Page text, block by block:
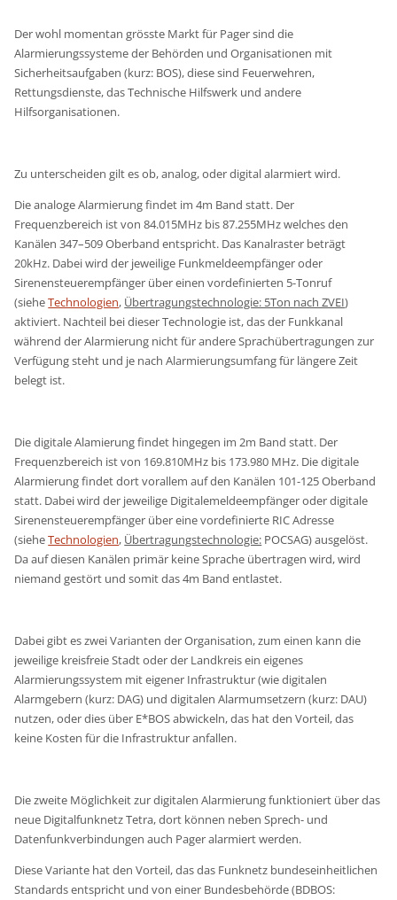
Der wohl momentan grösste Markt für Pager sind die
Alarmierungssysteme der Behörden und Organisationen mit
Sicherheitsaufgaben (kurz: BOS), diese sind Feuerwehren,
Rettungsdienste, das Technische Hilfswerk und andere
Hilfsorganisationen.
Zu unterscheiden gilt es ob, analog, oder digital alarmiert wird.
Die analoge Alarmierung findet im 4m Band statt. Der
Frequenzbereich ist von 84.015MHz bis 87.255MHz welches den
Kanälen 347–509 Oberband entspricht. Das Kanalraster beträgt
20kHz. Dabei wird der jeweilige Funkmeldeempfänger oder
Sirenensteuerempfänger über einen vordefinierten 5-Tonruf
(sieheTechnologien, Übertragungstechnologie: 5Ton nach ZVEI)
aktiviert. Nachteil bei dieser Technologie ist, das der Funkkanal
während der Alarmierung nicht für andere Sprachübertragungen zur
Verfügung steht und je nach Alarmierungsumfang für längere Zeit
belegt ist.
Die digitale Alamierung findet hingegen im 2m Band statt. Der
Frequenzbereich ist von 169.810MHz bis 173.980 MHz. Die digitale
Alarmierung findet dort vorallem auf den Kanälen 101-125 Oberband
statt. Dabei wird der jeweilige Digitalemeldeempfänger oder digitale
Sirenensteuerempfänger über eine vordefinierte RIC Adresse
(sieheTechnologien, Übertragungstechnologie: POCSAG) ausgelöst.
Da auf diesen Kanälen primär keine Sprache übertragen wird, wird
niemand gestört und somit das 4m Band entlastet.
Dabei gibt es zwei Varianten der Organisation, zum einen kann die
jeweilige kreisfreie Stadt oder der Landkreis ein eigenes
Alarmierungssystem mit eigener Infrastruktur (wie digitalen
Alarmgebern (kurz: DAG) und digitalen Alarmumsetzern (kurz: DAU)
nutzen, oder dies über E*BOS abwickeln, das hat den Vorteil, das
keine Kosten für die Infrastruktur anfallen.
Die zweite Möglichkeit zur digitalen Alarmierung funktioniert über das
neue Digitalfunknetz Tetra, dort können neben Sprech- und
Datenfunkverbindungen auch Pager alarmiert werden.
Diese Variante hat den Vorteil, das das Funknetz bundeseinheitlichen
Standards entspricht und von einer Bundesbehörde (BDBOS: